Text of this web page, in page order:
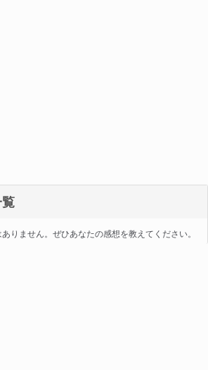
りません。ぜひあなたの感想を教えてください。